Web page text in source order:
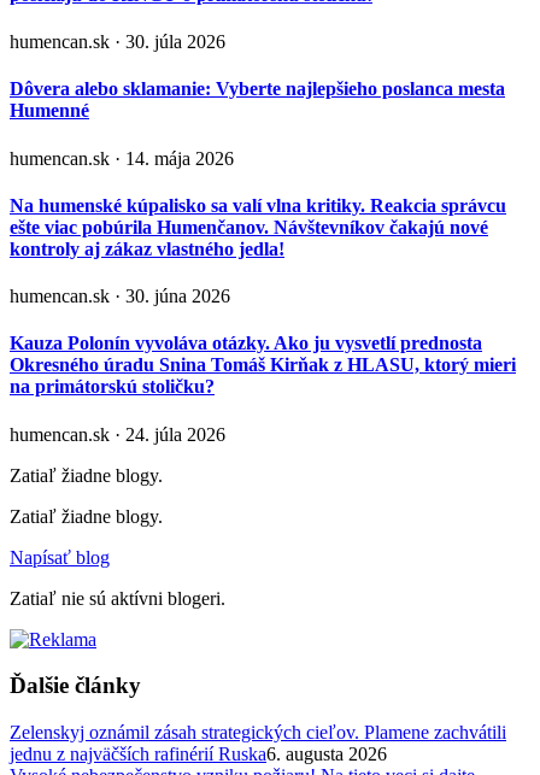
humencan.sk · 30. júla 2026
Dôvera alebo sklamanie: Vyberte najlepšieho poslanca mesta
Humenné
humencan.sk · 14. mája 2026
Na humenské kúpalisko sa valí vlna kritiky. Reakcia správcu
ešte viac pobúrila Humenčanov. Návštevníkov čakajú nové
kontroly aj zákaz vlastného jedla!
humencan.sk · 30. júna 2026
Kauza Polonín vyvoláva otázky. Ako ju vysvetlí prednosta
Okresného úradu Snina Tomáš Kirňak z HLASU, ktorý mieri
na primátorskú stoličku?
humencan.sk · 24. júla 2026
Zatiaľ žiadne blogy.
Zatiaľ žiadne blogy.
Napísať blog
Zatiaľ nie sú aktívni blogeri.
Ďalšie články
Zelenskyj oznámil zásah strategických cieľov. Plamene zachvátili
jednu z najväčších rafinérií Ruska6. augusta 2026